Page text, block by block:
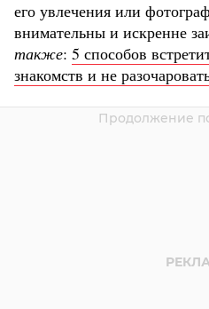
его увлечения или
внимательны и искренне
также: 5 способов
знакомств и не